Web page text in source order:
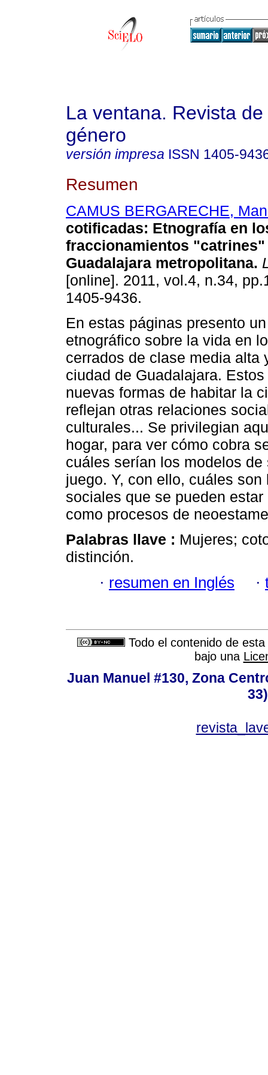
La ventana. Revista
género
versión impresa ISSN 1405-
Resumen
CAMUS BERGARECHE,
cotificadas: Etnografía en
fraccionamientos "catrines"
Guadalajara metropolitana.
[online]. 2011, vol.4, n.34,
1405-9436.
En estas páginas presento
etnográfico sobre la vida en
cerrados de clase media alta
ciudad de Guadalajara.
nuevas formas de habitar la
reflejan otras relaciones
culturales... Se privilegian
hogar, para ver cómo cobra
cuáles serían los modelos
juego. Y, con ello, cuáles
sociales que se pueden
como procesos de
Palabras llave : Mujeres;
distinción.
· resumen en Inglés ·
Todo el contenido de
bajo una
Juan Manuel #130, Zona